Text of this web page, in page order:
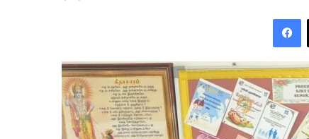
a
n
e
m